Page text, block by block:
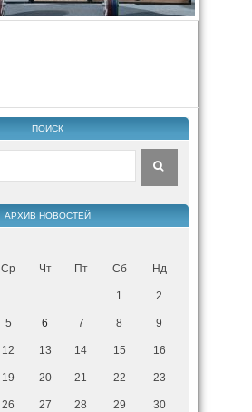
ПОИСК
АРХИВ НОВОСТЕЙ
Ср Чт Пт Сб Нд
1 2
5 6 7 8 9
12 13 14 15 16
19 20 21 22 23
26 27 28 29 30